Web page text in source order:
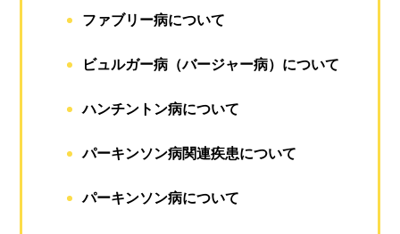
ファブリー病について
ビュルガー病（バージャー病）について
ハンチントン病について
パーキンソン病関連疾患について
パーキンソン病について